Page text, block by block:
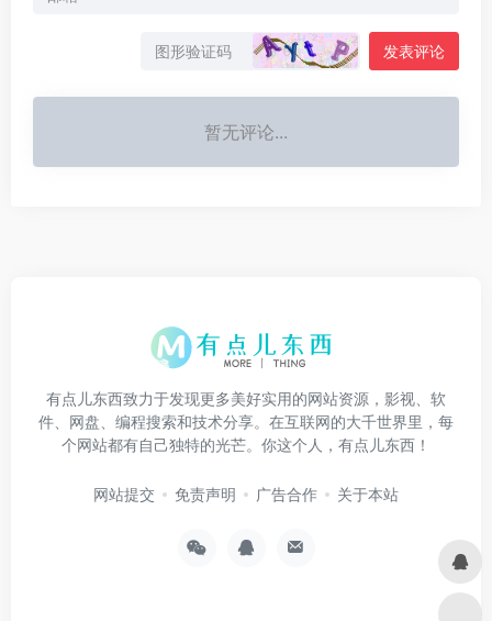
发表评论
暂无评论...
有点儿东西致力于发现更多美好实用的网站资源，影视、软
件、网盘、编程搜索和技术分享。在互联网的大千世界里，每
个网站都有自己独特的光芒。你这个人，有点儿东西！
网站提交 免责声明 广告合作 关于本站